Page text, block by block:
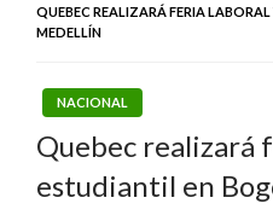
QUEBEC REALIZARÁ FERIA
MEDELLÍN
NACIONAL
Quebec realizará
estudiantil en